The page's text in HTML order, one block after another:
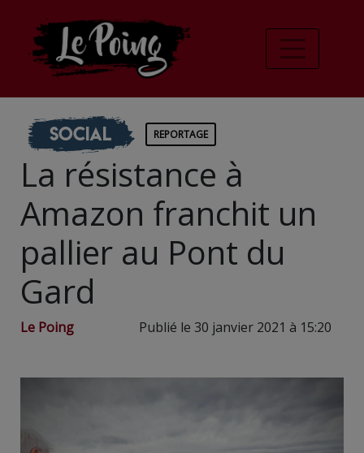
Social REPORTAGE
La résistance à
Amazon franchit un
pallier au Pont du
Gard
Le Poing Publié le 30 janvier 2021 à 15:20